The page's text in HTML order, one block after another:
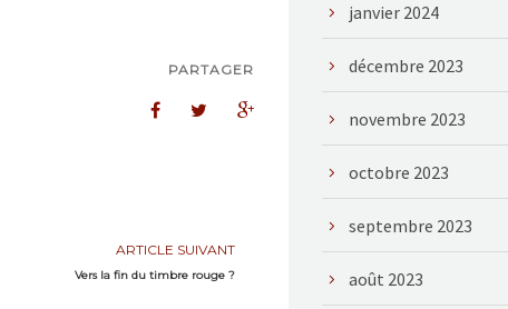
PARTAGER
ARTICLE SUIVANT
Vers la fin du timbre rouge ?
janvier 2024
décembre 2023
novembre 2023
octobre 2023
septembre 2023
août 2023